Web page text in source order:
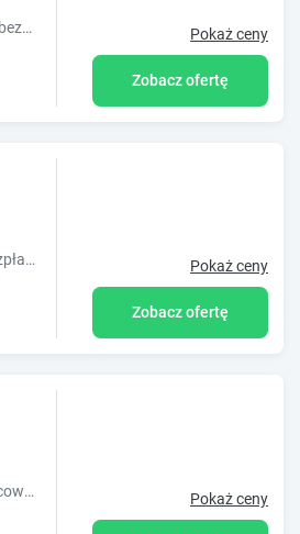
Apartamenty nad stawami w malowniczej górskiej wiosce Jarków w bezpośrednim sąsiedztwie Parku Narodowego Gór Stołowych i uzdrowiska Kudowa-Zdrój. Pokaż ceny
Zobacz ofertę
Obiekt Krokus położony jest w miejscowości Sokołowsko i oferuje bezpłatne Wi-Fi oraz widok na miasto. Odległość ważnych miejsc od obiektu: Za Pokaż ceny
Zobacz ofertę
Obiekt Vista - Domek Wakacyjny w Górach Sowich, położony w miejscowości Sierpnica, oferuje bezpłatne Wi-Fi, klimatyzację, ogród oraz taras. Odl Pokaż ceny